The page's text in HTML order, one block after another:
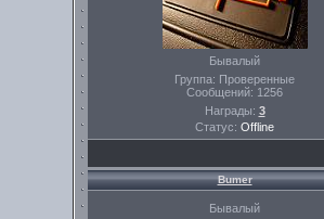
Бывалый
Группа: Проверенные
Сообщений: 1256
Награды: 3
Статус: Offline
Bumer
Бывалый